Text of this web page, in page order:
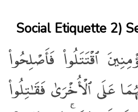
Social Etiquette 2)
ٱقْتَتَلُوا۟ فَأَصْلِحُوا۟
عَلَى ٱلْأُخْرَىٰ فَقَـٰتِلُوا۟